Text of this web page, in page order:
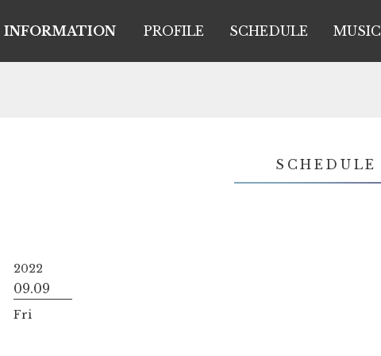
INFORMATION PROFILE SCHEDULE MUSIC
SCHEDULE
2022
09.09
Fri